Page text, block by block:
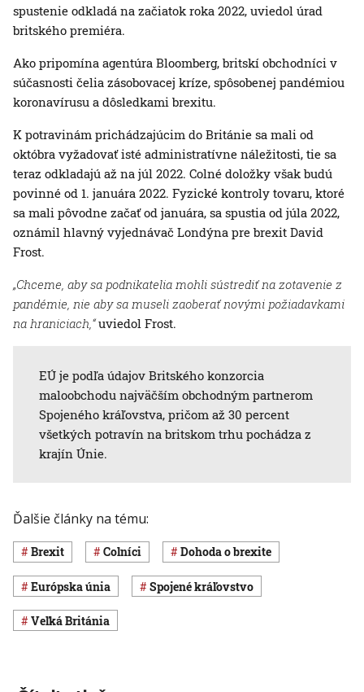
spustenie odkladá na začiatok roka 2022, uviedol úrad
britského premiéra.
Ako pripomína agentúra Bloomberg, britskí obchodníci v
súčasnosti čelia zásobovacej kríze, spôsobenej pandémiou
koronavírusu a dôsledkami brexitu.
K potravinám prichádzajúcim do Británie sa mali od
októbra vyžadovať isté administratívne náležitosti, tie sa
teraz odkladajú až na júl 2022. Colné doložky však budú
povinné od 1. januára 2022. Fyzické kontroly tovaru, ktoré
sa mali pôvodne začať od januára, sa spustia od júla 2022,
oznámil hlavný vyjednávač Londýna pre brexit David
Frost.
„Chceme, aby sa podnikatelia mohli sústrediť na zotavenie z
pandémie, nie aby sa museli zaoberať novými požiadavkami
na hraniciach,“uviedol Frost.
EÚ je podľa údajov Britského konzorcia
maloobchodu najväčším obchodným partnerom
Spojeného kráľovstva, pričom až 30 percent
všetkých potravín na britskom trhu pochádza z
krajín Únie.
Ďalšie články na tému:
brexit colníci dohoda o brexite
Európska únia Spojené kráľovstvo
Veľká Británia